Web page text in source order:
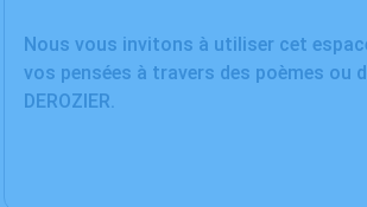
Nous vous invitons à utiliser cet
vos pensées à travers des poèmes ou
DEROZIER.